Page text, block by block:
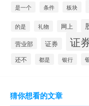
是一个 条件 板块
的是 礼物 网上
营业部 证券 证
还不 都是 银行
猜你想看的文章